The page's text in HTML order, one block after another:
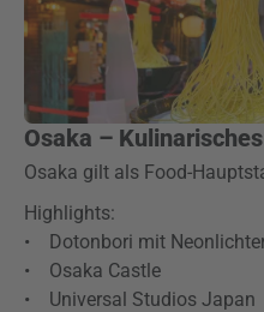
Osaka –
Osaka gilt als Food-
Highlights:
• Dotonbori mit
• Osaka Castle
• Universal Studios Japan